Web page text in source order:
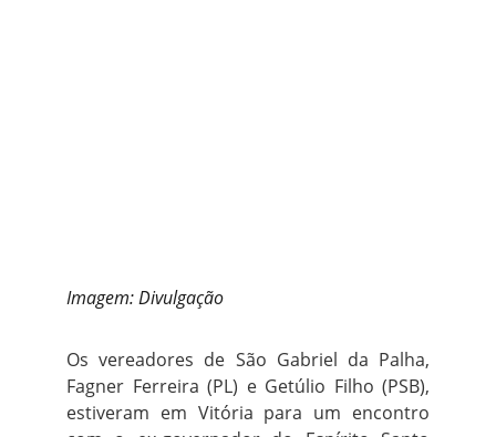
Imagem: Divulgação
Os vereadores de São Gabriel da Palha,
Fagner Ferreira (PL) e Getúlio Filho (PSB),
estiveram em Vitória para um encontro